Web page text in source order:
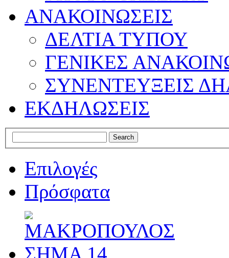
ΑΝΑΚΟΙΝΩΣΕΙΣ
ΔΕΛΤΙΑ ΤΥΠΟΥ
ΓΕΝΙΚΕΣ
ΣΥΝΕΝΤΕΥΞΕΙΣ
ΕΚΔΗΛΩΣΕΙΣ
Επιλογές
Πρόσφατα